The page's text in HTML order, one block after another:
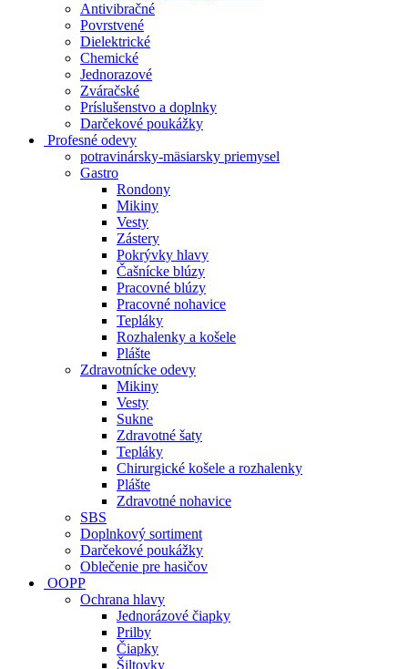
Antivibračné
Povrstvené
Dielektrické
Chemické
Jednorazové
Zváračské
Príslušenstvo a doplnky
Darčekové poukážky
Profesné odevy
potravinársky-mäsiarsky priemysel
Gastro
Rondony
Mikiny
Vesty
Zástery
Pokrývky hlavy
Čašnícke blúzy
Pracovné blúzy
Pracovné nohavice
Tepláky
Rozhalenky a košele
Plášte
Zdravotnícke odevy
Mikiny
Vesty
Sukne
Zdravotné šaty
Tepláky
Chirurgické košele a rozhalenky
Plášte
Zdravotné nohavice
SBS
Doplnkový sortiment
Darčekové poukážky
Oblečenie pre hasičov
OOPP
Ochrana hlavy
Jednorázové čiapky
Prilby
Čiapky
Šiltovky